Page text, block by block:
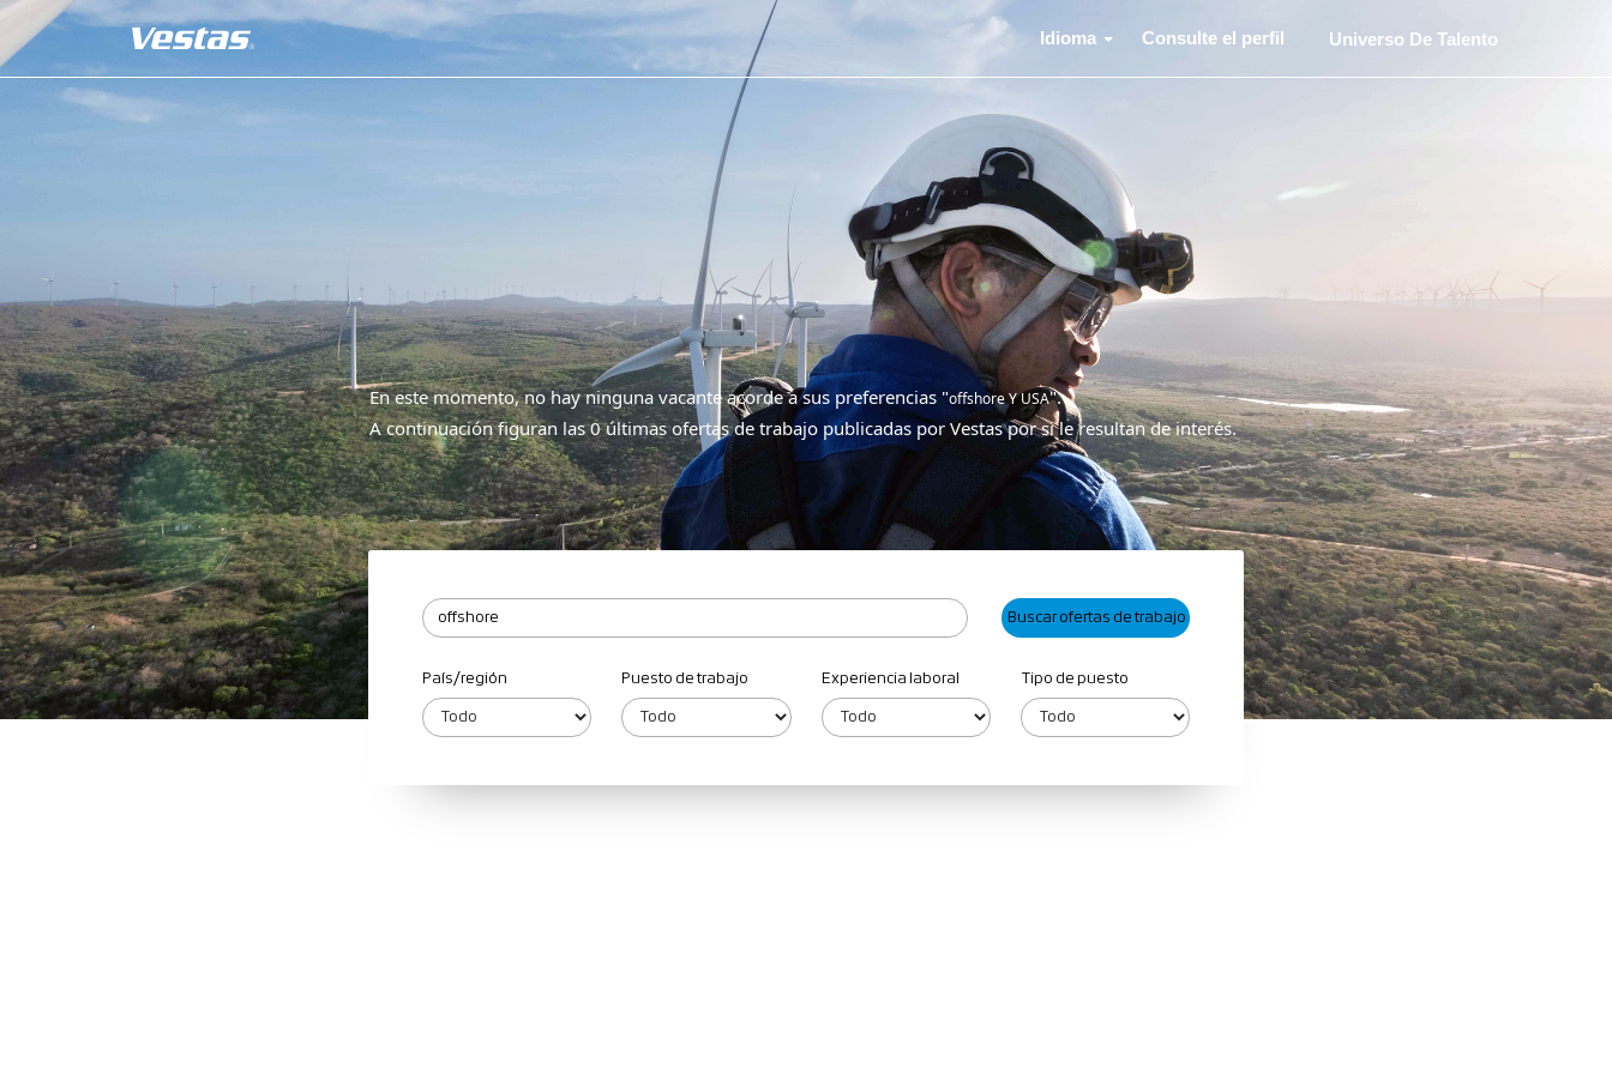
Idioma Consulte el perfil Universo De Talento
En este momento, no hay ninguna vacante acorde a sus preferencias "offshore Y USA".
A continuación figuran las 0 últimas ofertas de trabajo publicadas por Vestas por si le resultan de interés.
País/región Puesto de trabajo Experiencia laboral Tipo de puesto